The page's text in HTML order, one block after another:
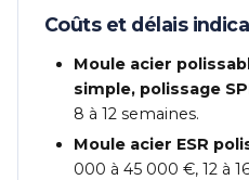
Coûts et délais
Moule acier
simple, polissage
8 à 12 semaines.
Moule acier ESR
000 à 45 000 €, 12 à